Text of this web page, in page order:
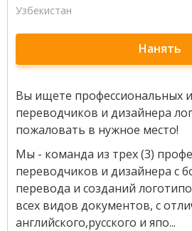
Узбекистан
Нанять
Вы ищете профессиональных
переводчиков и дизайнера
пожаловать в нужное место!
Мы - команда из трех (3)
переводчиков и дизайнера с
перевода и созданий
всех видов документов, с
английского,русского и япо...